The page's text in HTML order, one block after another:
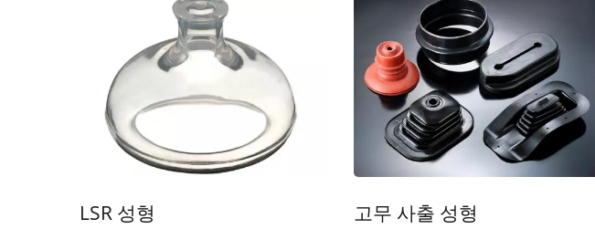
LSR 성형 고무 사출 성형
휴대용 다기능 도구 맞춤형 파우치